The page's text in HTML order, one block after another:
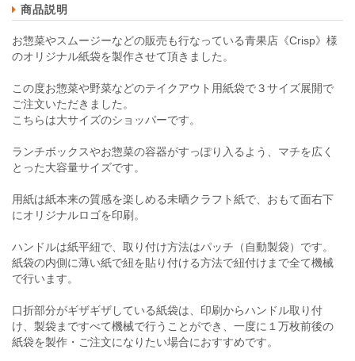
商品説明
お惣菜やスムージーなどの販売も行なっている青果店《Crisp》様
のオリジナル紙袋を製作させて頂きました。
この度お惣菜や野菜などのテイクアウト用紙袋で３サイズ展開で
ご注文いただきました。
こちらは大サイズのショッパーです。
ランチボックスやお惣菜の容器がすっぽり入るよう、マチを広く
とった大容量サイズです。
用紙は紙本来の質感を楽しめる未晒クラフト紙で、おもて面右下
にオリジナルロゴを印刷。
ハンドルは紙平紐で、取り付け方法はパッチ（自動製袋）です。
紙袋の内側に薄い紙で紐を貼り付ける方法で紐付けまで全て機械
で行います。
口折部分がギザギザしている紙袋は、印刷からハンドル取り付
け、製袋まですべて機械で行うことができ、一度に１万枚前後の
紙袋を製作・ご注文になりたい場合におすすめです。